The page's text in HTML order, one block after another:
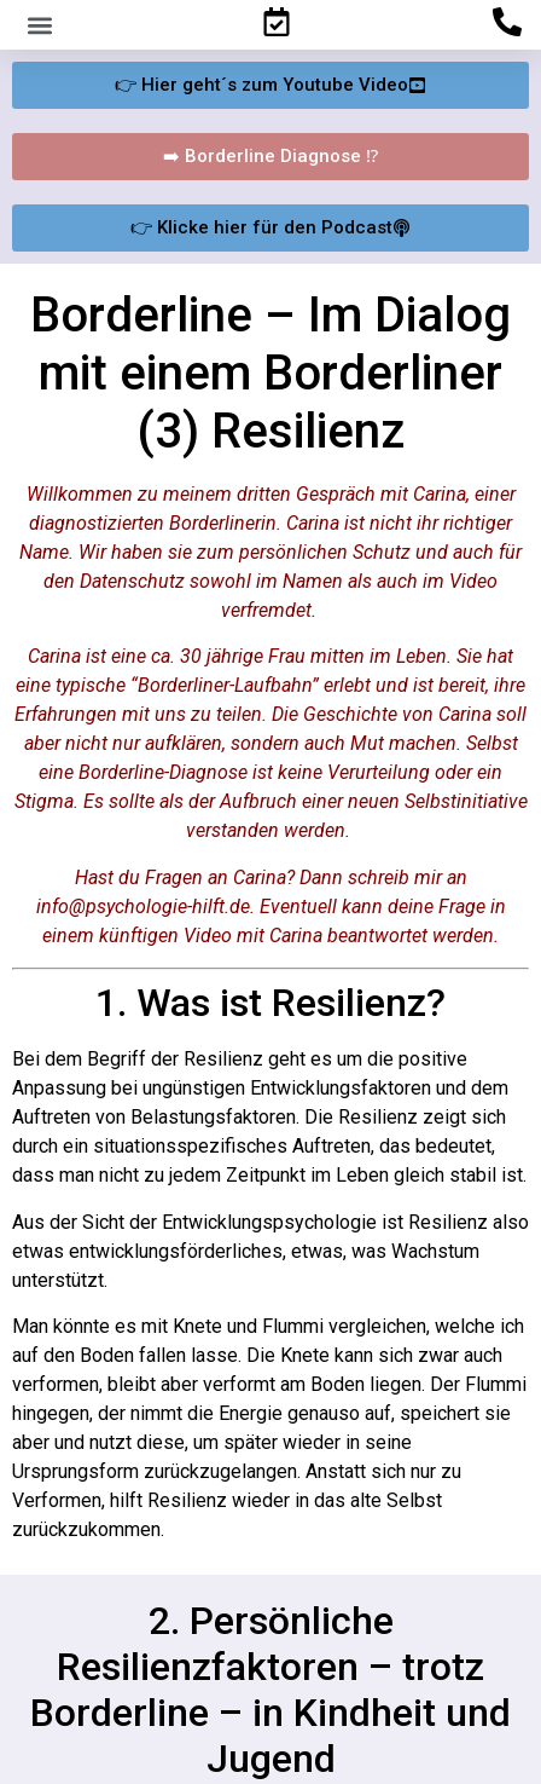
👉 Hier geht´s zum Youtube Video
➡️ Borderline Diagnose ⁉️
👉 Klicke hier für den Podcast
Borderline – Im Dialog
mit einem Borderliner
(3) Resilienz
Willkommen zu meinem dritten Gespräch mit Carina, einer
diagnostizierten Borderlinerin. Carina ist nicht ihr richtiger
Name. Wir haben sie zum persönlichen Schutz und auch für
den Datenschutz sowohl im Namen als auch im Video
verfremdet.
Carina ist eine ca. 30 jährige Frau mitten im Leben. Sie hat
eine typische “Borderliner-Laufbahn” erlebt und ist bereit, ihre
Erfahrungen mit uns zu teilen. Die Geschichte von Carina soll
aber nicht nur aufklären, sondern auch Mut machen. Selbst
eine Borderline-Diagnose ist keine Verurteilung oder ein
Stigma. Es sollte als der Aufbruch einer neuen Selbstinitiative
verstanden werden.
Hast du Fragen an Carina? Dann schreib mir an
info@psychologie-hilft.de. Eventuell kann deine Frage in
einem künftigen Video mit Carina beantwortet werden.
1. Was ist Resilienz?
Bei dem Begriff der Resilienz geht es um die positive
Anpassung bei ungünstigen Entwicklungsfaktoren und dem
Auftreten von Belastungsfaktoren. Die Resilienz zeigt sich
durch ein situationsspezifisches Auftreten, das bedeutet,
dass man nicht zu jedem Zeitpunkt im Leben gleich stabil ist.
Aus der Sicht der Entwicklungspsychologie ist Resilienz also
etwas entwicklungsförderliches, etwas, was Wachstum
unterstützt.
Man könnte es mit Knete und Flummi vergleichen, welche ich
auf den Boden fallen lasse. Die Knete kann sich zwar auch
verformen, bleibt aber verformt am Boden liegen. Der Flummi
hingegen, der nimmt die Energie genauso auf, speichert sie
aber und nutzt diese, um später wieder in seine
Ursprungsform zurückzugelangen. Anstatt sich nur zu
Verformen, hilft Resilienz wieder in das alte Selbst
zurückzukommen.
2. Persönliche
Resilienzfaktoren – trotz
Borderline – in Kindheit und
Jugend